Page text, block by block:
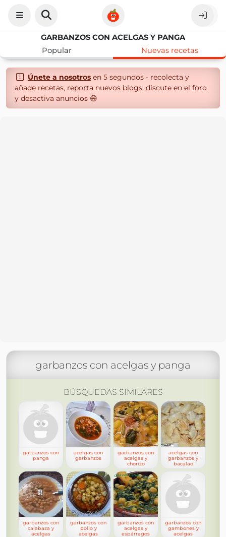
GARBANZOS CON ACELGAS Y PANGA
Popular
Nuevas recetas
Únete a nosotrosen 5 segundos - recolecta y
añade recetas, reporta nuevos blogs, discute en el foro
y desactiva anuncios 😄
garbanzos con acelgas y panga
BÚSQUEDAS SIMILARES
garbanzos con
panga
acelgas con
garbanzos
garbanzos con
acelgas y
chorizo
acelgas con
garbanzos y
bacalao
garbanzos con
calabaza y
acelgas
garbanzos con
pollo y
acelgas
garbanzos con
acelgas y
espárragos
garbanzos con
gambones y
acelgas